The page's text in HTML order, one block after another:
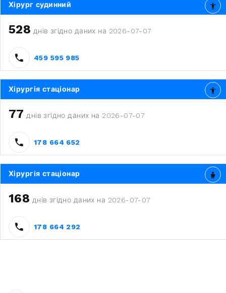
Хірург судинний
528 днів згідно даних на 2026-07-07
459 595 985
Хірургія стаціонар
77 днів згідно даних на 2026-07-07
178 664 652
Хірургія стаціонар
168 днів згідно даних на 2026-07-07
178 664 292